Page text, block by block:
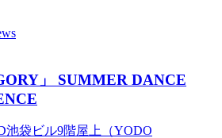
」 SUMMER DANCE
池袋ビル9階屋上（YODO